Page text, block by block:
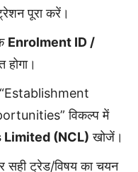
पूरा करें।
Enrolment ID /
होगा।
“Establishment
विकल्प में
(NCL) खोजें।
सही ट्रेड/विषय का चयन